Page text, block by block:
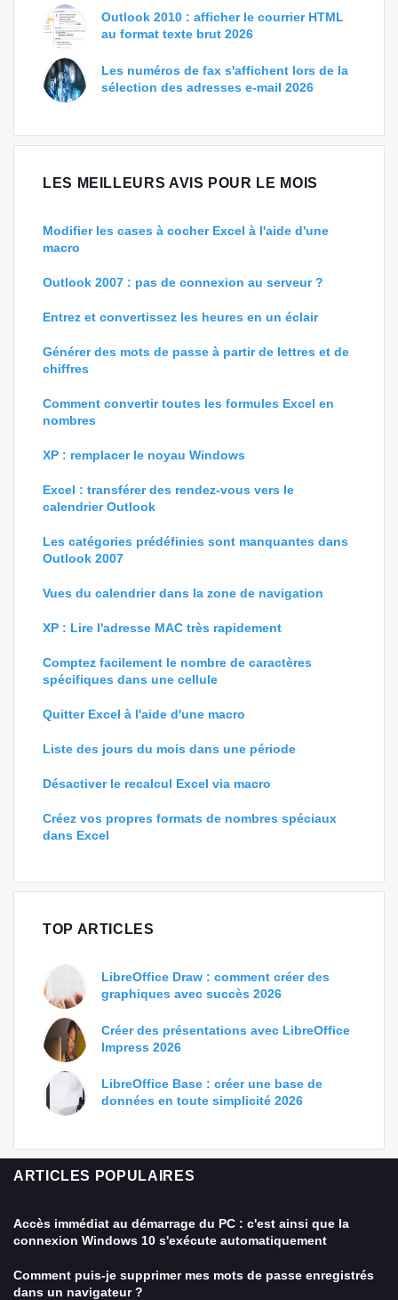
Outlook 2010 : afficher le courrier HTML
au format texte brut 2026
Les numéros de fax s'affichent lors de la
sélection des adresses e-mail 2026
LES MEILLEURS AVIS POUR LE MOIS
Modifier les cases à cocher Excel à l'aide d'une
macro
Outlook 2007 : pas de connexion au serveur ?
Entrez et convertissez les heures en un éclair
Générer des mots de passe à partir de lettres et de
chiffres
Comment convertir toutes les formules Excel en
nombres
XP : remplacer le noyau Windows
Excel : transférer des rendez-vous vers le
calendrier Outlook
Les catégories prédéfinies sont manquantes dans
Outlook 2007
Vues du calendrier dans la zone de navigation
XP : Lire l'adresse MAC très rapidement
Comptez facilement le nombre de caractères
spécifiques dans une cellule
Quitter Excel à l'aide d'une macro
Liste des jours du mois dans une période
Désactiver le recalcul Excel via macro
Créez vos propres formats de nombres spéciaux
dans Excel
TOP ARTICLES
LibreOffice Draw : comment créer des
graphiques avec succès 2026
Créer des présentations avec LibreOffice
Impress 2026
LibreOffice Base : créer une base de
données en toute simplicité 2026
ARTICLES POPULAIRES
Accès immédiat au démarrage du PC : c'est ainsi que la
connexion Windows 10 s'exécute automatiquement
Comment puis-je supprimer mes mots de passe enregistrés
dans un navigateur ?